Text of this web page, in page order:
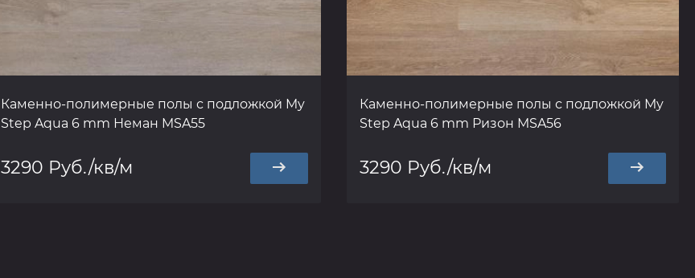
Каменно-полимерные полы с подложкой My
Step Aqua 6 mm Неман MSA55
3290 Руб./кв/м
Каменно-полимерные полы с подложкой My
Step Aqua 6 mm Ризон MSA56
3290 Руб./кв/м